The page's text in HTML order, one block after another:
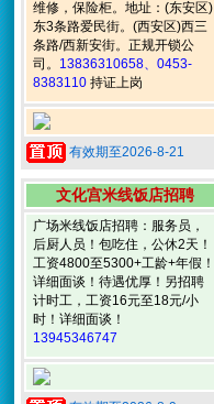
维修，保险柜。地址：(东安区)
东3条路爱民街。(西安区)西三
条路/西新安街。正规开锁公
司。 13836310658、0453-
8383110 持证上岗
有效期至2026-8-21
文化宫米线饭店招聘
广场米线饭店招聘：服务员，
后厨人员！包吃住，公休2天！
工资4800至5300+工龄+年假！
详细面谈！待遇优厚！另招聘
计时工，工资16元至18元/小
时！详细面谈！
13945346747